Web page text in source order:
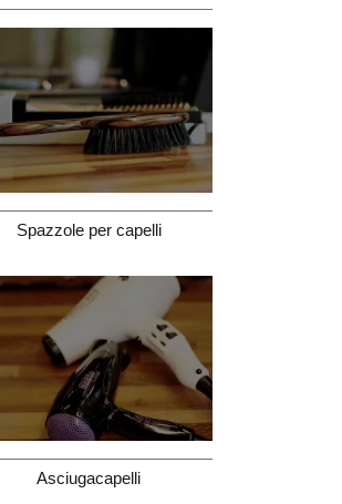
Spazzole per capelli
Asciugacapelli